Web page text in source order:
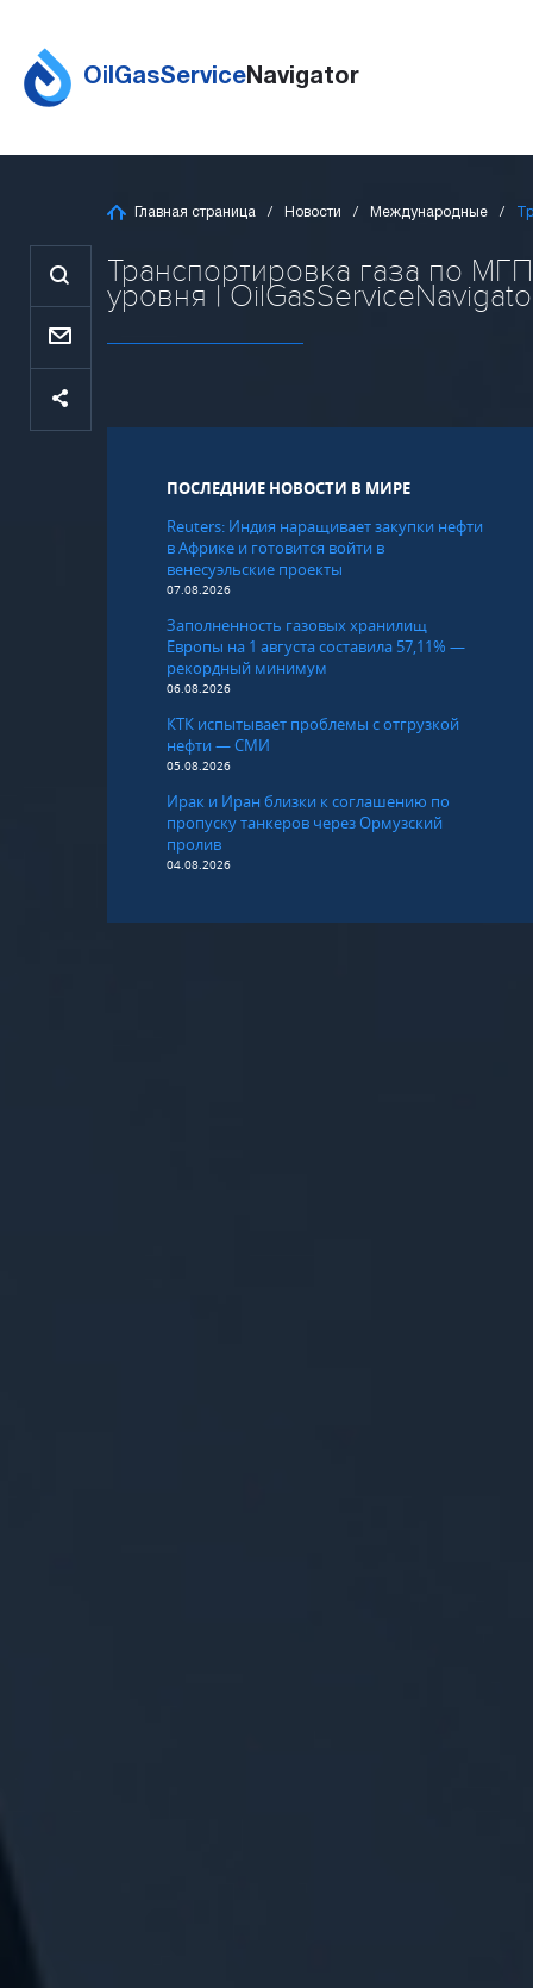
OilGasServiceNavigator
Главная страница Новости Международные
Транспортировка газа по
уровня |
ПОСЛЕДНИЕ НОВОСТИ В МИРЕ
Reuters: Индия наращивает закупки нефти
в Африке и готовится войти в
венесуэльские проекты
07.08.2026
Заполненность газовых хранилищ
Европы на 1 августа составила 57,11% —
рекордный минимум
06.08.2026
КТК испытывает проблемы с отгрузкой
нефти — СМИ
05.08.2026
Ирак и Иран близки к соглашению по
пропуску танкеров через Ормузский
пролив
04.08.2026